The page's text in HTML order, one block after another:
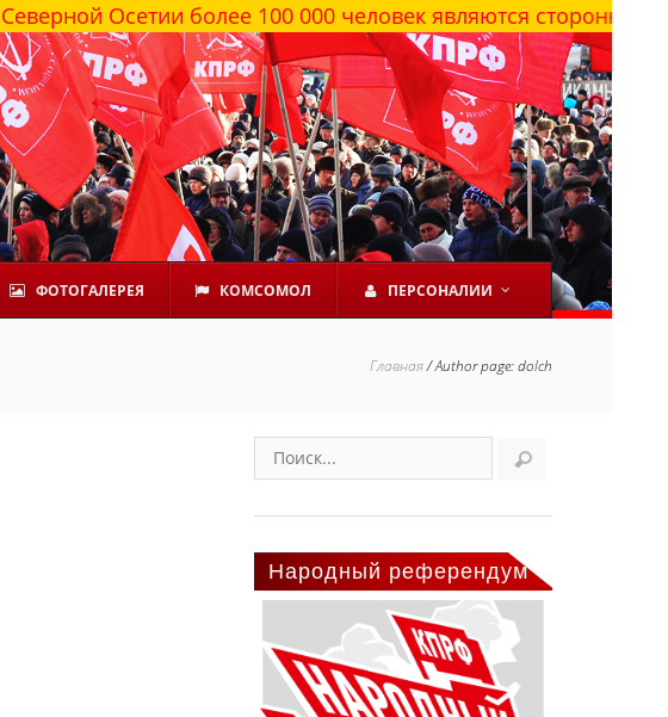
более 100 000 человек являются сторонниками КПРФ
ФОТОГАЛЕРЕЯ КОМСОМОЛ ПЕРСОНАЛИИ
Главная/Author page: dolch
Народный референдум